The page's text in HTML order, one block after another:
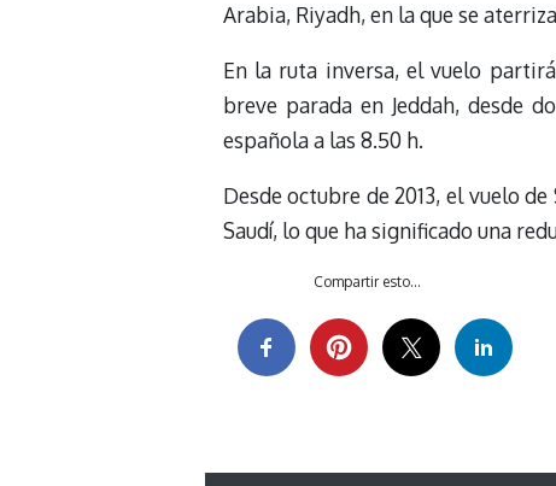
Arabia, Riyadh, en la que se
En la ruta inversa, el vuelo
breve parada en Jeddah, desde
española a las 8.50 h.
Desde octubre de 2013, el vuelo
Saudí, lo que ha significado una
Compartir esto...